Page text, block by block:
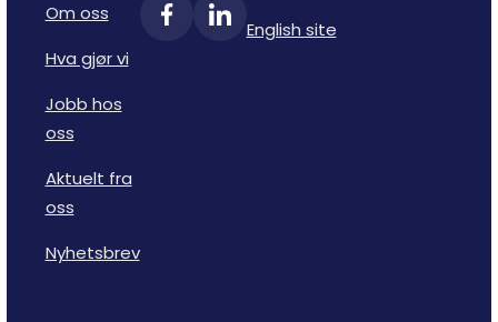
Om oss
Hva gjør vi
Jobb hos
oss
Aktuelt fra
oss
Nyhetsbrev
English site